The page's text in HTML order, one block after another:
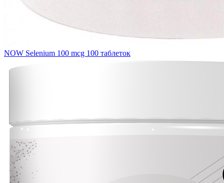
NOW Selenium 100 mcg 100 таблеток